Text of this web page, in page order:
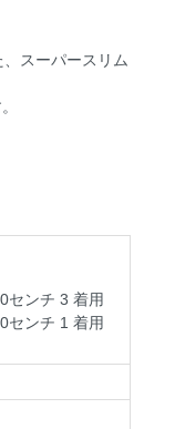
スーパースリム
センチ 3 着用
センチ 1 着用